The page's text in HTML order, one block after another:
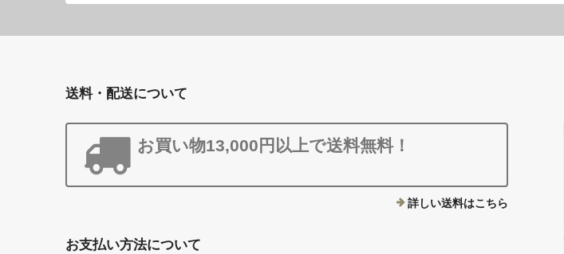
送料・配送について
お買い物13,000円以上で送料無料！
詳しい送料はこちら
お支払い方法について